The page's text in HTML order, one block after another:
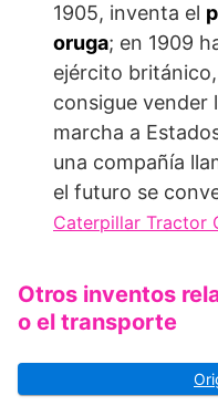
1905, inventa el
oruga; en 1909
ejército
consigue vender
marcha a
una compañía
el futuro se
Caterpillar Tractor
Otros inventos
o el transporte